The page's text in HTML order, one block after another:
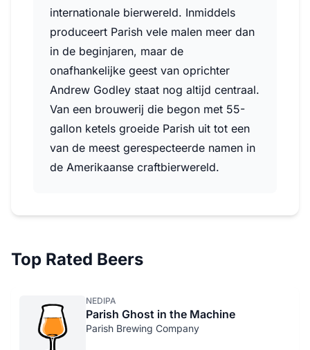
internationale bierwereld. Inmiddels
produceert Parish vele malen meer dan
in de beginjaren, maar de
onafhankelijke geest van oprichter
Andrew Godley staat nog altijd centraal.
Van een brouwerij die begon met 55-
gallon ketels groeide Parish uit tot een
van de meest gerespecteerde namen in
de Amerikaanse craftbierwereld.
Top Rated Beers
NEDIPA
Parish Ghost in the Machine
Parish Brewing Company